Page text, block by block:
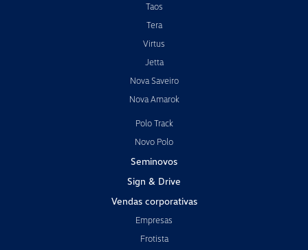
Taos
Tera
Virtus
Jetta
Nova Saveiro
Nova Amarok
Polo Track
Novo Polo
Seminovos
Sign & Drive
Vendas corporativas
Empresas
Frotista